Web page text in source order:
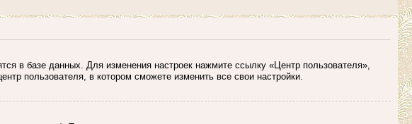
в базе данных. Для изменения настроек нажмите ссылку «Центр пользователя»,
пользователя, в котором сможете изменить все свои настройки.